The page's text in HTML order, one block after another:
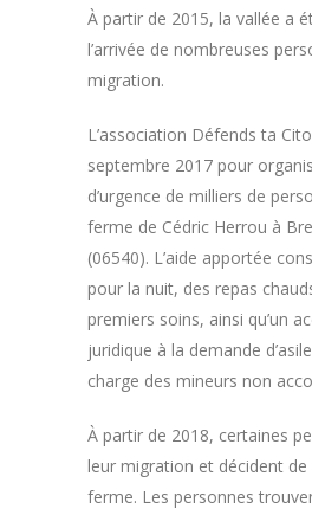
À partir de 2015, la vallée a
l’arrivée de nombreuses
migration.
L’association Défends ta
septembre 2017 pour
d’urgence de milliers de
ferme de Cédric Herrou à
(06540). L’aide apportée
pour la nuit, des repas
premiers soins, ainsi qu’un
juridique à la demande
charge des mineurs non
À partir de 2018, certaines
leur migration et décident de
ferme. Les personnes